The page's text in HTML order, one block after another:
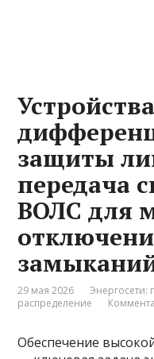
защиты
передача
ВОЛС для
29 мая 2026
Энергосети:
распределение
Обеспечение